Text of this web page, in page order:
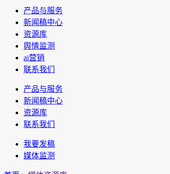
产品与服务
新闻稿中心
资源库
舆情监测
ai营销
联系我们
产品与服务
新闻稿中心
资源库
联系我们
我要发稿
媒体监测